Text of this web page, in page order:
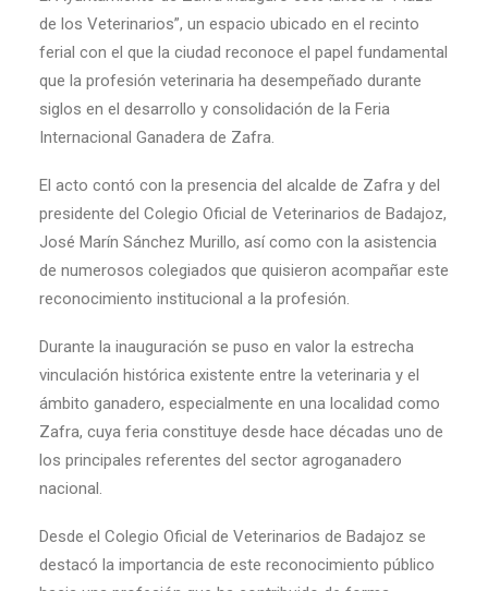
de los Veterinarios”, un espacio ubicado en el recinto
ferial con el que la ciudad reconoce el papel fundamental
que la profesión veterinaria ha desempeñado durante
siglos en el desarrollo y consolidación de la Feria
Internacional Ganadera de Zafra.
El acto contó con la presencia del alcalde de Zafra y del
presidente del Colegio Oficial de Veterinarios de Badajoz,
José Marín Sánchez Murillo, así como con la asistencia
de numerosos colegiados que quisieron acompañar este
reconocimiento institucional a la profesión.
Durante la inauguración se puso en valor la estrecha
vinculación histórica existente entre la veterinaria y el
ámbito ganadero, especialmente en una localidad como
Zafra, cuya feria constituye desde hace décadas uno de
los principales referentes del sector agroganadero
nacional.
Desde el Colegio Oficial de Veterinarios de Badajoz se
destacó la importancia de este reconocimiento público